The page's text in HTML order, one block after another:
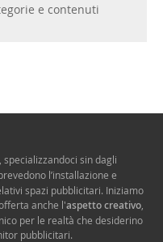
e contenuti
specializzandoci sin dagli
l’installazione e
spazi pubblicitari. Iniziamo
anche l'aspetto creativo
per le realtà che desiderino
pubblicitari.